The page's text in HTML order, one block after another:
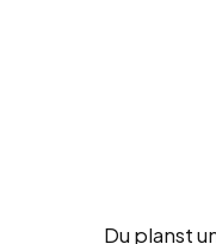
Du planst